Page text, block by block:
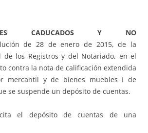
CADUCADOS Y NO
de 28 de enero de 2015, de la
de los Registros y del Notariado, en el
contra la nota de calificación extendida
mercantil y de bienes muebles I de
se suspende un depósito de cuentas.
el depósito de cuentas de una